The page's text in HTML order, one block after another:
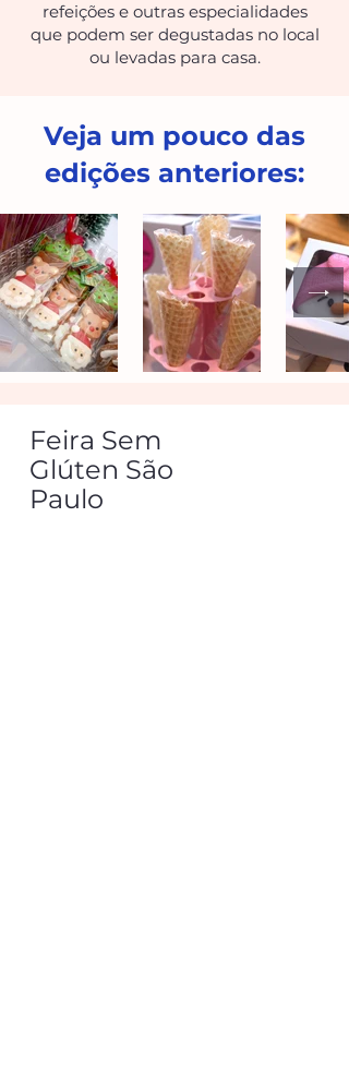
refeições e outras especialidades
que podem ser degustadas no local
ou levadas para casa.
Veja um pouco das
edições anteriores:
Feira Sem
Glúten São
Paulo